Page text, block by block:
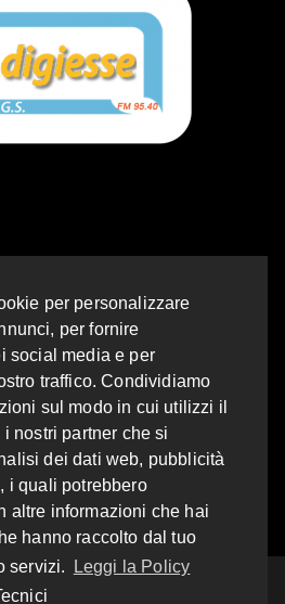
5
per personalizzare
per fornire
social media e per
traffico. Condividiamo
sul modo in cui utilizzi il
nostri partner che si
dei dati web, pubblicità
i quali potrebbero
altre informazioni che hai
hanno raccolto dal tuo
servizi.
Leggi la Policy